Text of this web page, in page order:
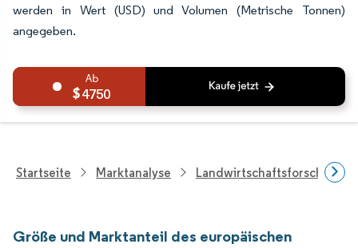
werden in Wert (USD) und Volumen (Metrische Tonnen)
angegeben.
4750
Startseite Marktanalyse Landwirtschaftsforschung
Größe und Marktanteil des europäischen